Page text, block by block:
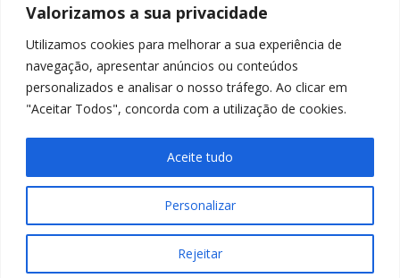
Valorizamos a sua privacidade
Utilizamos cookies para melhorar a sua experiência de
navegação, apresentar anúncios ou conteúdos
personalizados e analisar o nosso tráfego. Ao clicar em
"Aceitar Todos", concorda com a utilização de cookies.
Personalizar
Rejeitar
Aceite tudo
MANTENHA-SE ACTUALIZADO
Copyright © 2026 PR Engenharia–TemaOnePresspor
FameThemes